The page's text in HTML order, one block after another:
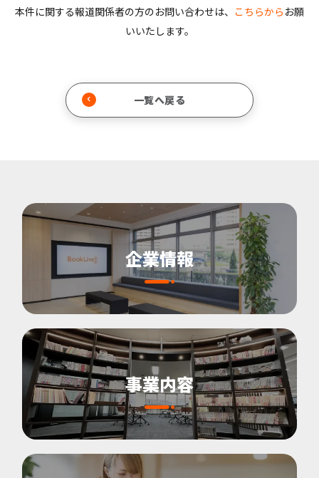
本件に関する報道関係者の方のお問い合わせは、 こちらから お願
いいたします。
一覧へ戻る
企業情報
事業内容